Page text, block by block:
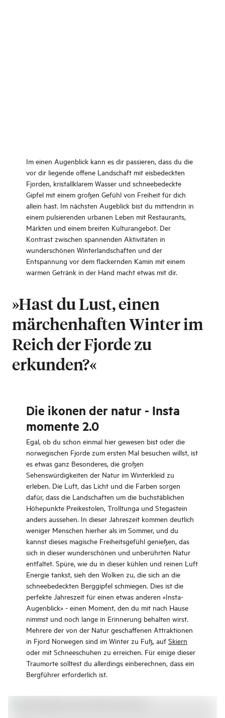
Im einen Augenblick kann es dir passieren, dass du die
vor dir liegende offene Landschaft mit eisbedeckten
Fjorden, kristallklarem Wasser und schneebedeckte
Gipfel mit einem großen Gefühl von Freiheit für dich
allein hast. Im nächsten Augeblick bist du mittendrin in
einem pulsierenden urbanen Leben mit Restaurants,
Märkten und einem breiten Kulturangebot. Der
Kontrast zwischen spannenden Aktivitäten in
wunderschönen Winterlandschaften und der
Entspannung vor dem flackernden Kamin mit einem
warmen Getränk in der Hand macht etwas mit dir.
»Hast du Lust, einen
märchenhaften Winter im
Reich der Fjorde zu
erkunden?«
Die ikonen der natur - Insta
momente 2.0
Egal, ob du schon einmal hier gewesen bist oder die
norwegischen Fjorde zum ersten Mal besuchen willst, ist
es etwas ganz Besonderes, die großen
Sehenswürdigkeiten der Natur im Winterkleid zu
erleben. Die Luft, das Licht und die Farben sorgen
dafür, dass die Landschaften um die buchstäblichen
Höhepunkte Preikestolen, Trolltunga und Stegastein
anders aussehen. In dieser Jahreszeit kommen deutlich
weniger Menschen hierher als im Sommer, und du
kannst dieses magische Freiheitsgefühl genießen, das
sich in dieser wunderschönen und unberührten Natur
entfaltet. Spüre, wie du in dieser kühlen und reinen Luft
Energie tankst, sieh den Wolken zu, die sich an die
schneebedeckten Berggipfel schmiegen. Dies ist die
perfekte Jahreszeit für einen etwas anderen «Insta-
Augenblick» - einen Moment, den du mit nach Hause
nimmst und noch lange in Erinnerung behalten wirst.
Mehrere der von der Natur geschaffenen Attraktionen
in Fjord Norwegen sind im Winter zu Fuß, auf Skiern
oder mit Schneeschuhen zu erreichen. Für einige dieser
Traumorte solltest du allerdings einberechnen, dass ein
Bergführer erforderlich ist.